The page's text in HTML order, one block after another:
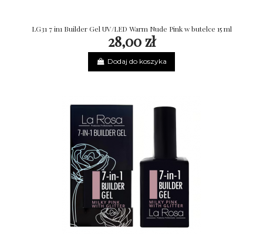
LG31 7 in1 Builder Gel UV/LED Warm Nude Pink w butelce 15 ml
28,00 zł
Dodaj do koszyka